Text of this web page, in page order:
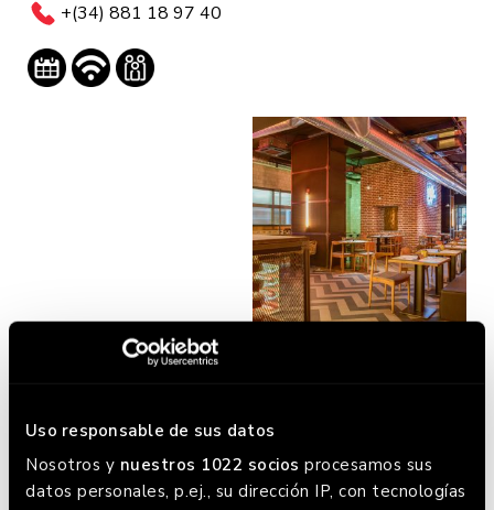
Uso responsable de sus datos
Nosotros y nuestros 1022 socios procesamos sus
datos personales, p.ej., su dirección IP, con tecnologías
+(34) 881 18 97 40